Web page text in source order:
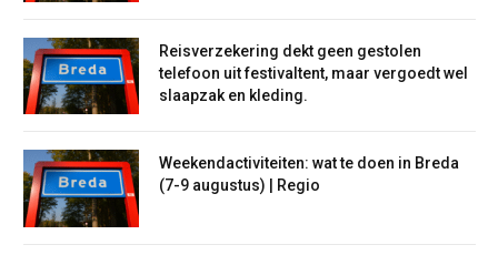
Reisverzekering dekt geen gestolen
telefoon uit festivaltent, maar vergoedt wel
slaapzak en kleding.
Weekendactiviteiten: wat te doen in Breda
(7-9 augustus) | Regio